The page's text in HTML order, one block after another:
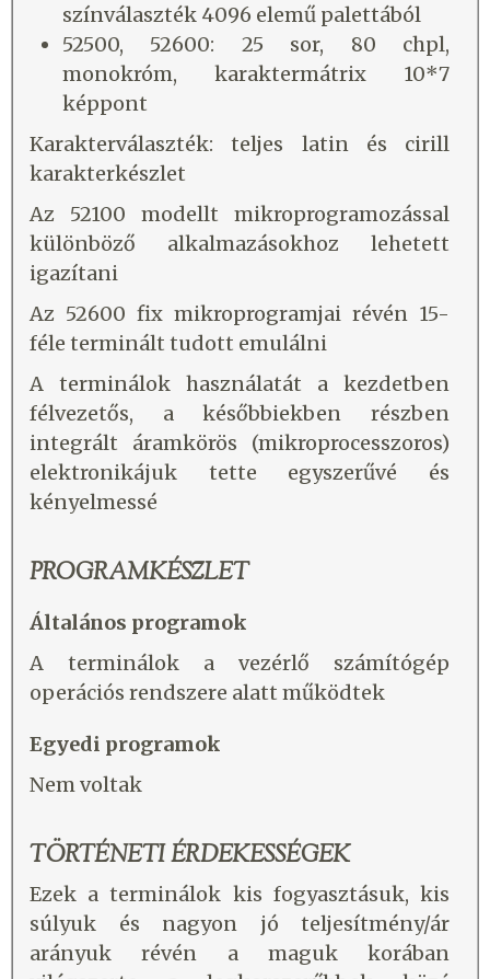
színválaszték 4096 elemű palettából
52500, 52600: 25 sor, 80 chpl,
monokróm, karaktermátrix 10*7
képpont
Karakterválaszték: teljes latin és cirill
karakterkészlet
Az 52100 modellt mikroprogramozással
különböző alkalmazásokhoz lehetett
igazítani
Az 52600 fix mikroprogramjai révén 15-
féle terminált tudott emulálni
A terminálok használatát a kezdetben
félvezetős, a későbbiekben részben
integrált áramkörös (mikroprocesszoros)
elektronikájuk tette egyszerűvé és
kényelmessé
PROGRAMKÉSZLET
Általános programok
A terminálok a vezérlő számítógép
operációs rendszere alatt működtek
Egyedi programok
Nem voltak
TÖRTÉNETI ÉRDEKESSÉGEK
Ezek a terminálok kis fogyasztásuk, kis
súlyuk és nagyon jó teljesítmény/ár
arányuk révén a maguk korában